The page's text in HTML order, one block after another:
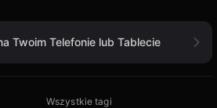
Twoim Telefonie lub Tablecie
Wszystkie tagi